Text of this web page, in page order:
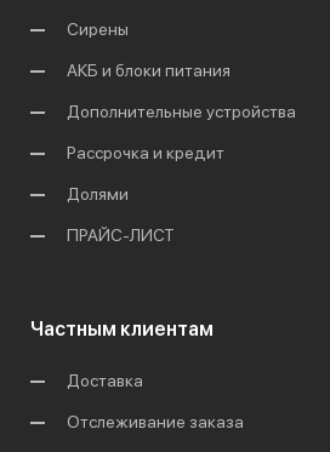
Сирены
АКБ и блоки питания
Дополнительные устройства
Рассрочка и кредит
Долями
ПРАЙС-ЛИСТ
Частным клиентам
Доставка
Отслеживание заказа